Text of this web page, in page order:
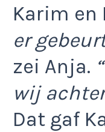
Karim en
er
zei Anja.
wij
Dat gaf